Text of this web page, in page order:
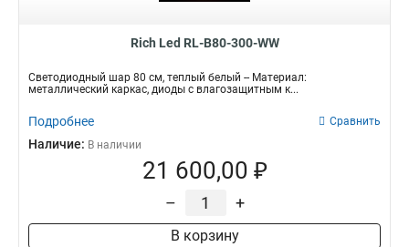
Rich Led RL-B80-300-WW
Светодиодный шар 80 см, теплый белый -- Материал:
металлический каркас, диоды с влагозащитным к...
Подробнее Сравнить
Наличие: В наличии
21 600,00 ₽
– +
В корзину